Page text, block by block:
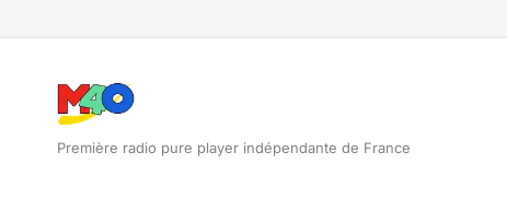
Première radio pure player indépendante de France